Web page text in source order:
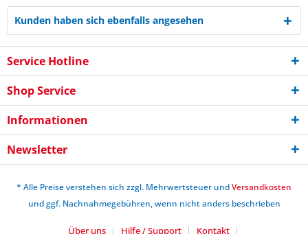
Kunden haben sich ebenfalls angesehen
Service Hotline
Shop Service
Informationen
Newsletter
* Alle Preise verstehen sich zzgl. Mehrwertsteuer undVersandkosten
und ggf. Nachnahmegebühren, wenn nicht anders beschrieben
Über uns Hilfe / Support
Kontakt